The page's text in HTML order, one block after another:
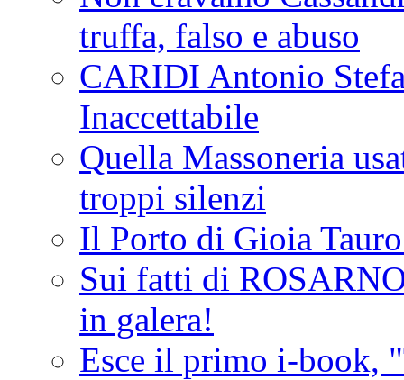
truffa, falso e abuso
CARIDI Antonio
Inaccettabile
Quella Massoneria
troppi silenzi
Il Porto di Gioia
Sui fatti di
in galera!
Esce il primo i-book,